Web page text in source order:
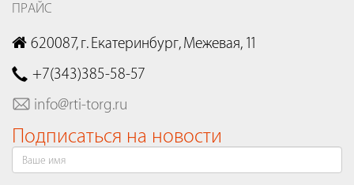
ПРАЙС
620087, г. Екатеринбург, Межевая, 11
+7(343)385-58-57
info@rti-torg.ru
Подписаться на новости